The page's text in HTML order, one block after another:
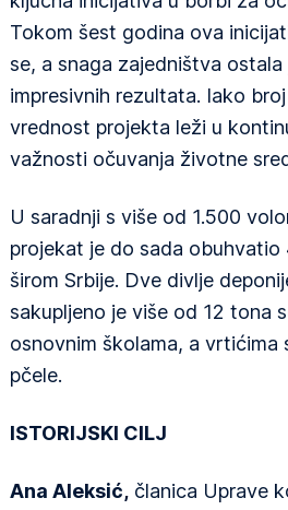
Tokom šest godina ova
se, a snaga zajedništva
impresivnih rezultata. Iako
vrednost projekta leži u
važnosti očuvanja životne
U saradnji s više od 1.500
projekat je do sada
širom Srbije. Dve divlje
sakupljeno je više od 12 tona
osnovnim školama, a
pčele.
ISTORIJSKI CILJ
Ana Aleksić, članica Uprave